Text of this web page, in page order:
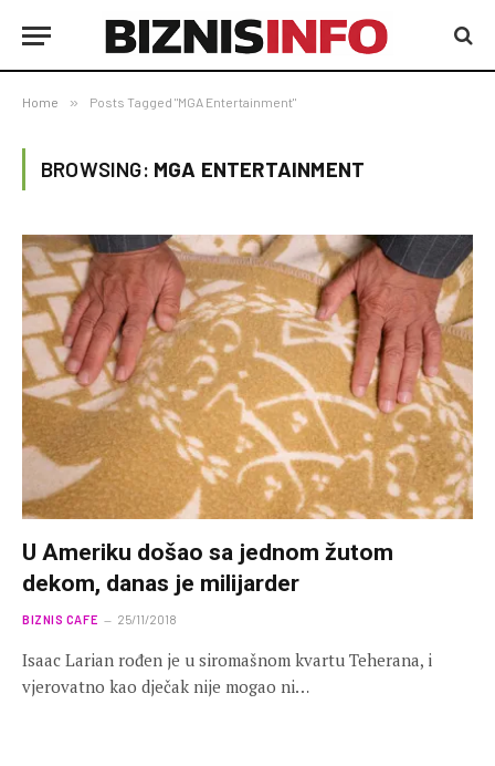
Home » Posts Tagged "MGA Entertainment"
BROWSING: MGA ENTERTAINMENT
U Ameriku došao sa jednom žutom
dekom, danas je milijarder
BIZNIS CAFE 25/11/2018
Isaac Larian rođen je u siromašnom kvartu Teherana, i
vjerovatno kao dječak nije mogao ni…